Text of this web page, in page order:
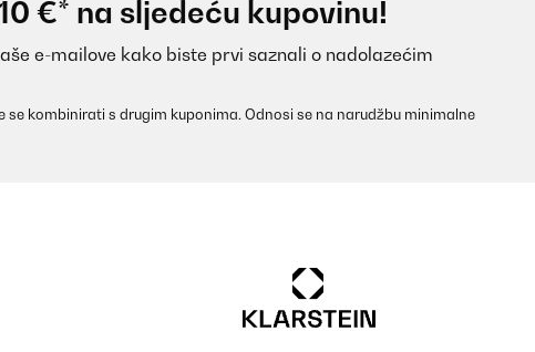
€* na sljedeću kupovinu!
e-mailove kako biste prvi saznali o nadolazećim
se kombinirati s drugim kuponima. Odnosi se na narudžbu minimalne